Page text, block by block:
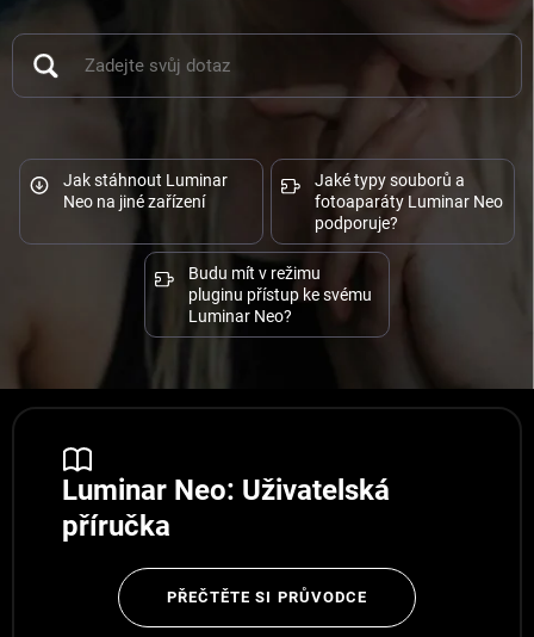
Jak stáhnout Luminar
Neo na jiné zařízení
Jaké typy souborů a
fotoaparáty Luminar Neo
podporuje?
Budu mít v režimu
pluginu přístup ke svému
Luminar Neo?
Luminar Neo: Uživatelská
příručka
PŘEČTĚTE SI PRŮVODCE